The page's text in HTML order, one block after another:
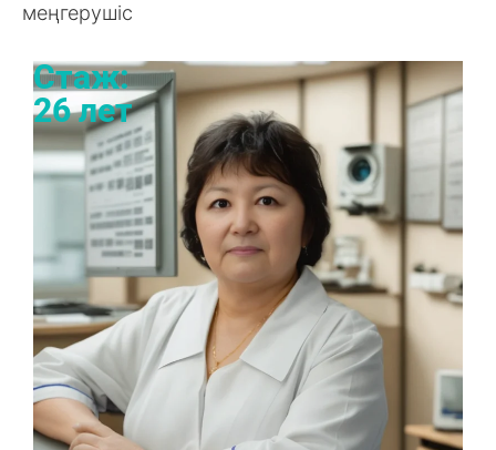
меңгерушіс
Стаж:
26 лет